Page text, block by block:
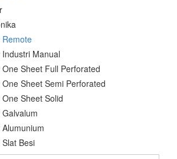
Remote
Manual
Sheet Full Perforated
Sheet Semi Perforated
Sheet Solid
Besi